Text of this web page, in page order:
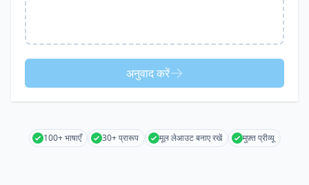
अनुवाद करें
100+ भाषाएँ 30+ प्रारूप मूल लेआउट बनाए रखें मुफ़्त प्रीव्यू